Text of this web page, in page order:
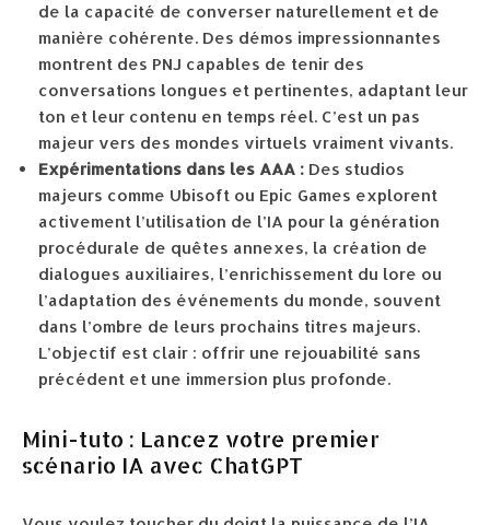
de la capacité de converser naturellement et de
manière cohérente. Des démos impressionnantes
montrent des PNJ capables de tenir des
conversations longues et pertinentes, adaptant leur
ton et leur contenu en temps réel. C’est un pas
majeur vers des mondes virtuels vraiment vivants.
Expérimentations dans les AAA : Des studios
majeurs comme Ubisoft ou Epic Games explorent
activement l’utilisation de l’IA pour la génération
procédurale de quêtes annexes, la création de
dialogues auxiliaires, l’enrichissement du lore ou
l’adaptation des événements du monde, souvent
dans l’ombre de leurs prochains titres majeurs.
L’objectif est clair : offrir une rejouabilité sans
précédent et une immersion plus profonde.
Mini-tuto : Lancez votre premier
scénario IA avec ChatGPT